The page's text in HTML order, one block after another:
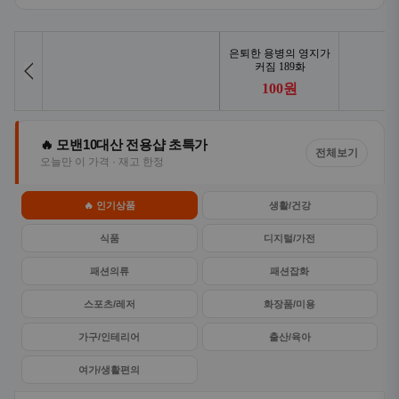
🔥 모밴10대산 전용샵 초특가
오늘만 이 가격 · 재고 한정
전체보기
🔥 인기상품 생활/건강
식품 디지털/가전
패션의류 패션잡화
스포츠/레저 화장품/미용
가구/인테리어 출산/육아
여가/생활편의